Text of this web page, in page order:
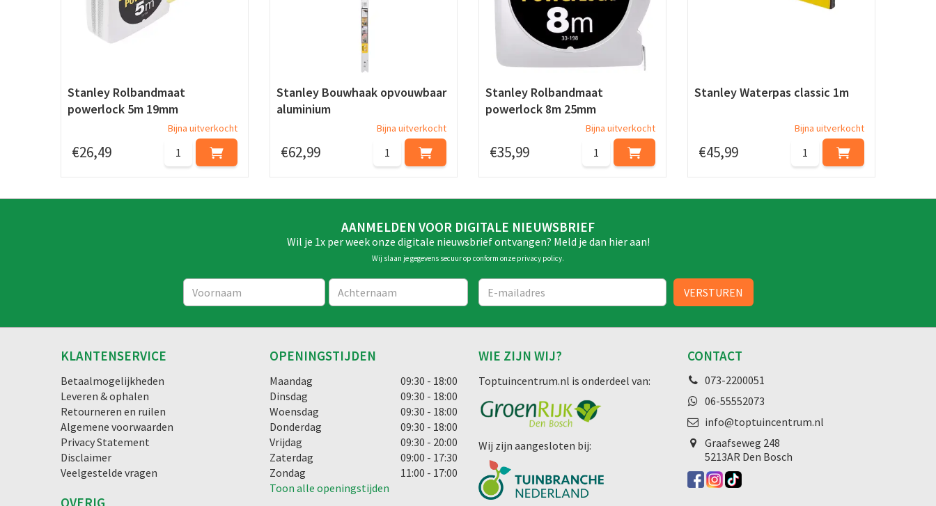
Stanley Rolbandmaat
powerlock 5m 19mm
€26,49
Bijna uitverkocht
Stanley Bouwhaak opvouwbaar
aluminium
€62,99
Bijna uitverkocht
Stanley Rolbandmaat
powerlock 8m 25mm
€35,99
Bijna uitverkocht
Stanley Waterpas classic 1m
€45,99
Bijna uitverkocht
AANMELDEN VOOR DIGITALE NIEUWSBRIEF
Wil je 1x per week onze digitale nieuwsbrief ontvangen? Meld je dan hier aan!
Wij slaan je gegevens secuur op conform onze privacy policy.
KLANTENSERVICE
Betaalmogelijkheden
Leveren & ophalen
Retourneren en ruilen
Algemene voorwaarden
Privacy Statement
Disclaimer
Veelgestelde vragen
OVERIG
OPENINGSTIJDEN
Maandag
09:30 - 18:00
Dinsdag
09:30 - 18:00
Woensdag
09:30 - 18:00
Donderdag
09:30 - 18:00
Vrijdag
09:30 - 20:00
Zaterdag
09:00 - 17:30
Zondag
11:00 - 17:00
Toon alle openingstijden
WIE ZIJN WIJ?
Toptuincentrum.nl is onderdeel van:
Wij zijn aangesloten bij:
CONTACT
073-2200051
06-55552073
info@toptuincentrum.nl
Graafseweg 248
5213AR Den Bosch